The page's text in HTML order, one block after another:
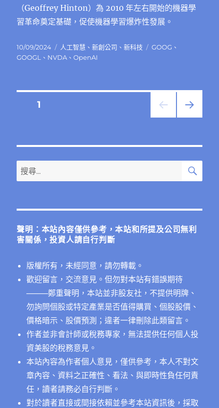
（Geoffrey Hinton）為 2010 年左右開始的機器學
習革命奠定基礎，促使機器學習爆炸性發展。
發
佈
10/09/2024
分
類
人工智慧 、新創公司 、新科技
標
GOOG 、
GOOGL
、 NVDA 、OpenAI
分
頁
頁次1
搜
尋
鍵
搜
聲明：本站內容僅供參考，本站和所提及公司無利
害關係，投資人請自行判斷
版權所有，未經同意，請勿轉載。
歡迎留言，交流意見。但勿對本站有錯誤期待
────鄭重聲明，本站並非股友社，不提供明牌、
勿詢問個股或特定產業是否值得購買、個股股價、
價格暗示、股價預測；違者一律刪除此類留言。
作者並非會計師或稅務專家，無法提供任何個人投
資美股的稅務意見。
本站內容為作者個人意見，僅供參考，本人不對文
章內容、資料之正確性、看法、與即時性負任何責
任，讀者請務必自行判斷。
對於讀者直接或間接依賴並參考本站資訊後，採取